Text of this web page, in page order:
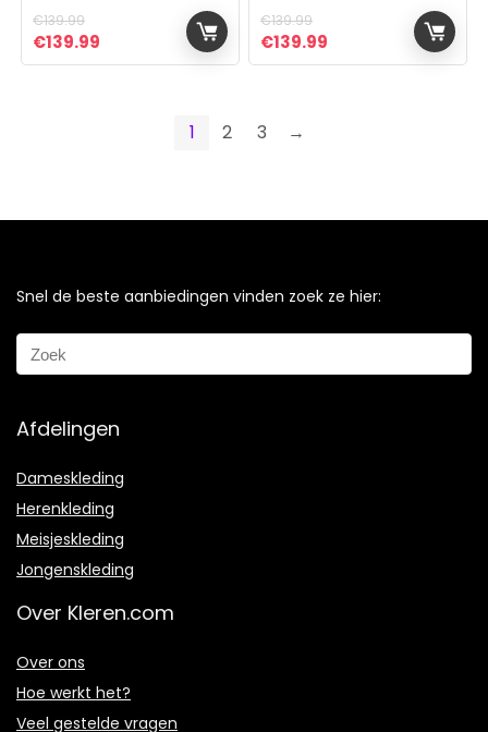
€139.99
Oorspronkelijke prijs was: €139.99.
€139.99 Huidige prijs is: €139.99.
€139.99
Oorspronkelijke prijs was:
€139.99 Huidige prijs is:
1 2 3 →
Snel de beste aanbiedingen vinden zoek ze hier:
Afdelingen
Dameskleding
Herenkleding
Meisjeskleding
Jongenskleding
Over Kleren.com
Over ons
Hoe werkt het?
Veel gestelde vragen